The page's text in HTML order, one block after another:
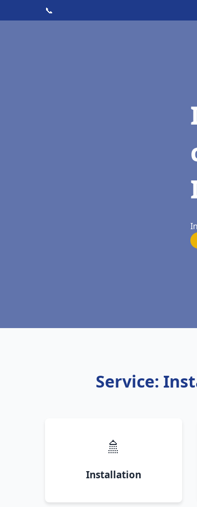
📞
Service:
🚿
Installation